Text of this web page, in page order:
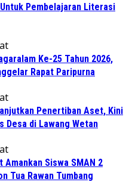
Pembelajaran Literasi
Ke-25 Tahun 2026,
Rapat Paripurna
Penertiban Aset, Kini
Desa di Lawang Wetan
Amankan Siswa SMAN 2
Tua Rawan Tumbang